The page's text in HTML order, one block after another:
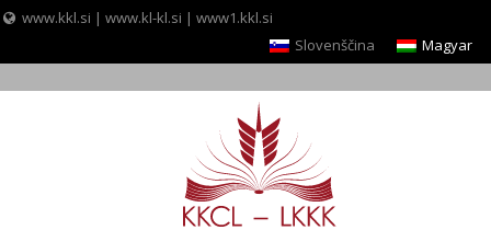
www.kkl.si | www.kl-kl.si | www1.kkl.si
Slovenščina
Magyar